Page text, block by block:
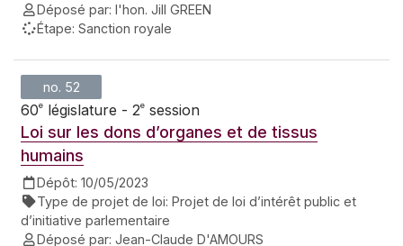
Déposé par: l'hon. Jill GREEN
Étape: Sanction royale
no. 52
60e législature - 2e session
Loi sur les dons d’organes et de tissus
humains
Dépôt: 10/05/2023
Type de projet de loi: Projet de loi d’intérêt public et
d’initiative parlementaire
Déposé par: Jean-Claude D'AMOURS